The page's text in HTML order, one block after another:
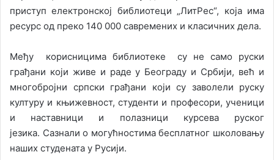
приступ електронској библиотеци „ЛитРес“, која има
ресурс од преко 140 000 савремених и класичних дела.
Међу корисницима библиотеке су не само руски
грађани који живе и раде у Београду и Србији, већ и
многобројни српски грађани који су заволели руску
културу и књижевност, студенти и професори, ученици
и наставници и полазници курсева руског
језика. Сазнали о могућностима бесплатног школовању
наших студената у Русији.